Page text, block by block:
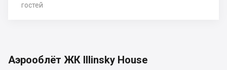
гостей
Аэрооблёт ЖК Illinsky House